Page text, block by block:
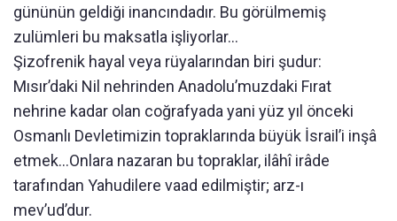
gününün geldiği inancındadır. Bu görülmemiş
zulümleri bu maksatla işliyorlar…
Şizofrenik hayal veya rüyalarından biri şudur:
Mısır’daki Nil nehrinden Anadolu’muzdaki Fırat
nehrine kadar olan coğrafyada yani yüz yıl önceki
Osmanlı Devletimizin topraklarında büyük İsrail’i inşâ
etmek…Onlara nazaran bu topraklar, ilâhî irâde
tarafından Yahudilere vaad edilmiştir; arz-ı
mev’ud’dur.